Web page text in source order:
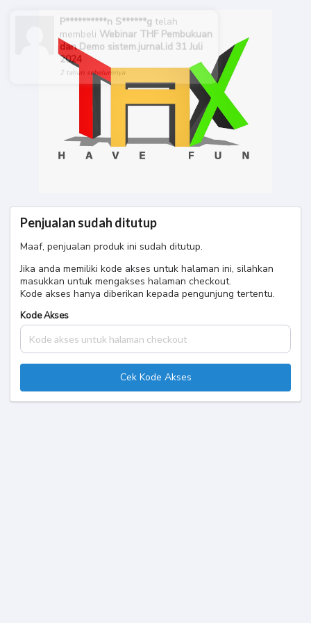
Penjualan sudah ditutup
Maaf, penjualan produk ini sudah ditutup.
Jika anda memiliki kode akses untuk halaman ini, silahkan
masukkan untuk mengakses halaman checkout.
Kode akses hanya diberikan kepada pengunjung tertentu.
Kode Akses
Cek Kode Akses
P**********n S******g telah
membeli Webinar THF Pembukuan
dan Demo sistem.jurnal.id 31 Juli
2024
2 tahun sebelumnya